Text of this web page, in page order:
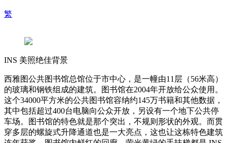
繁
INS 美照绝佳背景
西雅图公共图书馆总馆位于市中心，是一幢由11层（56米高）
的玻璃和钢铁组成的建筑。图书馆在2004年开放给公众使用。
这个34000平方米的公共图书馆容纳约145万书籍和其他数据，
其中包括超过400台电脑向公众开放，另设有一个地下公共停
车场。图书馆的特色就是那个突出，不规则形状的外观。而贯
穿多层的螺旋式升降通道也是一大亮点，这也让这栋特色建筑